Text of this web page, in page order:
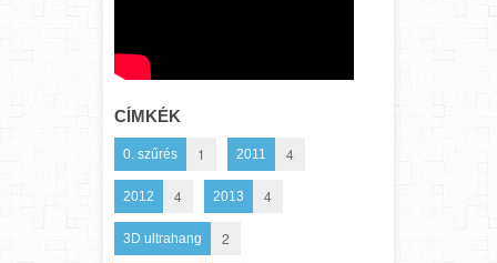
CÍMKÉK
0. szűrés 1 2011 4
2012 4 2013 4
3D ultrahang 2